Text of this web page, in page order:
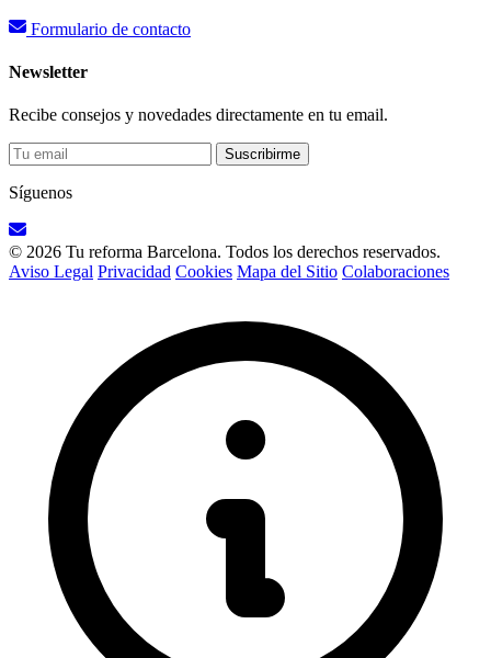
Formulario de contacto
Newsletter
Recibe consejos y novedades directamente en tu email.
Suscribirme
Síguenos
© 2026 Tu reforma Barcelona. Todos los derechos reservados.
Aviso Legal Privacidad Cookies Mapa del Sitio Colaboraciones